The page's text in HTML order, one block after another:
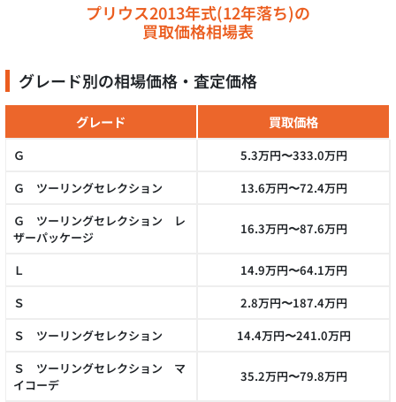
プリウス2013年式(12年落ち)の
買取価格相場表
グレード別の相場価格・査定価格
グレード 買取価格
Ｇ
5.3万円〜333.0万円
Ｇ ツーリングセレクション
13.6万円〜72.4万円
Ｇ ツーリングセレクション レ
ザーパッケージ
16.3万円〜87.6万円
Ｌ
14.9万円〜64.1万円
Ｓ
2.8万円〜187.4万円
Ｓ ツーリングセレクション
14.4万円〜241.0万円
Ｓ ツーリングセレクション マ
イコーデ
35.2万円〜79.8万円